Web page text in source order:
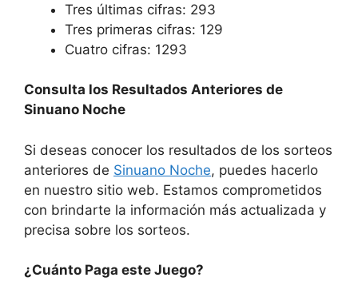
Tres últimas cifras: 293
Tres primeras cifras: 129
Cuatro cifras: 1293
Consulta los Resultados Anteriores de
Sinuano Noche
Si deseas conocer los resultados de los sorteos
anteriores de Sinuano Noche, puedes hacerlo
en nuestro sitio web. Estamos comprometidos
con brindarte la información más actualizada y
precisa sobre los sorteos.
¿Cuánto Paga este Juego?